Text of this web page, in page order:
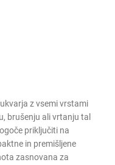
z vsemi vrstami
brušenju ali vrtanju tal
priključiti na
in premišljene
zasnovana za